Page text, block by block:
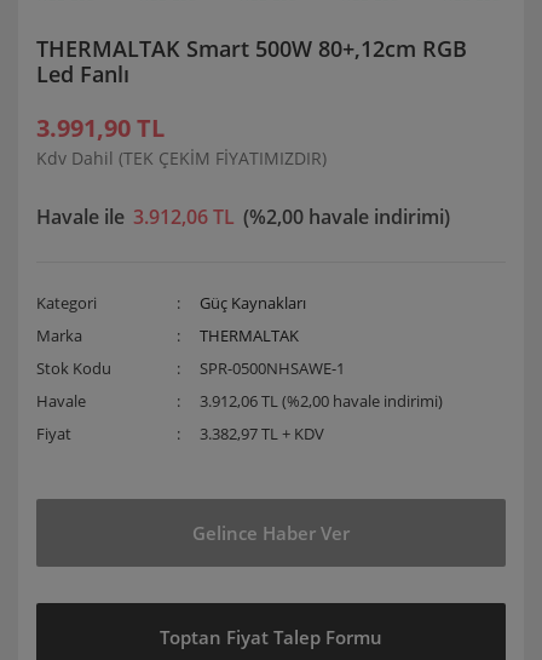
THERMALTAK Smart 500W 80+,12cm RGB
Led Fanlı
3.991,90 TL
Kdv Dahil (TEK ÇEKİM FİYATIMIZDIR)
Havale ile 3.912,06 TL (%2,00 havale indirimi)
Kategori
Güç Kaynakları
Marka
THERMALTAK
Stok Kodu
SPR-0500NHSAWE-1
Havale
3.912,06 TL (%2,00 havale indirimi)
Fiyat
3.382,97 TL + KDV
Gelince Haber Ver
Toptan Fiyat Talep Formu